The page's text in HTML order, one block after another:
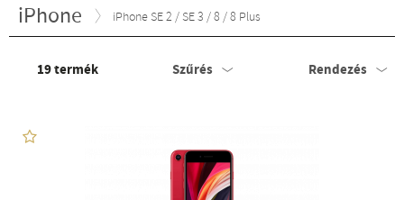
iPhone iPhone SE 2 / SE 3 / 8 / 8 Plus
19termék Szűrés Rendezés